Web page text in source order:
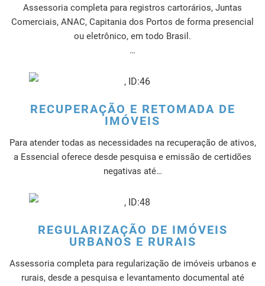
Assessoria completa para registros cartorários, Juntas
Comerciais, ANAC, Capitania dos Portos de forma presencial
ou eletrônico, em todo Brasil.
…
RECUPERAÇÃO E RETOMADA DE
IMÓVEIS
Para atender todas as necessidades na recuperação de ativos,
a Essencial oferece desde pesquisa e emissão de certidões
negativas até…
REGULARIZAÇÃO DE IMÓVEIS
URBANOS E RURAIS
Assessoria completa para regularização de imóveis urbanos e
rurais, desde a pesquisa e levantamento documental até